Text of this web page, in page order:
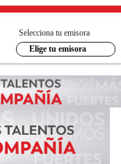
Selecciona tu emisora
Elige tu emisora